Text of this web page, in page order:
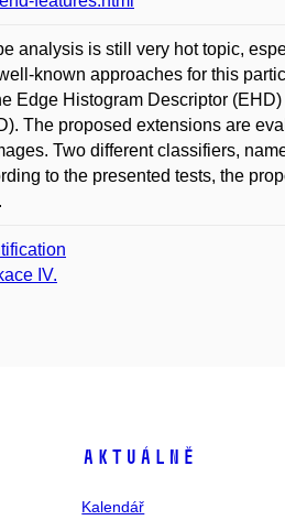
analysis is still very hot topic,
known approaches for this
Edge Histogram Descriptor
The proposed extensions are
Two different classifiers,
to the presented tests, the
IV.
Aktuálně
Kalendář